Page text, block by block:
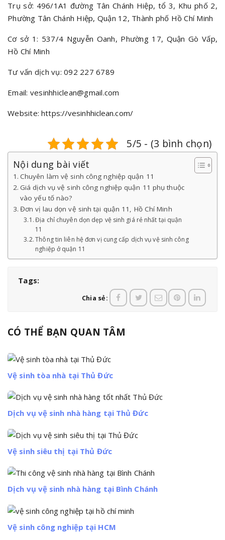
Trụ sở: 496/1A1 đường Tân Chánh Hiệp, tổ 3, Khu phố 2,
Phường Tân Chánh Hiệp, Quận 12, Thành phố Hồ Chí Minh
Cơ sở 1: 537/4 Nguyễn Oanh, Phường 17, Quận Gò Vấp,
Hồ Chí Minh
Tư vấn dịch vụ: 092 227 6789
Email: vesinhhiclean@gmail.com
Website:https://vesinhhiclean.com/
5/5 - (3 bình chọn)
Nội dung bài viết
Chuyên làm vệ sinh công nghiệp quận 11
Giá dịch vụ vệ sinh công nghiệp quận 11 phụ thuộc
vào yếu tố nào?
Đơn vị lau dọn vệ sinh tại quận 11, Hồ Chí Minh
Địa chỉ chuyên dọn dẹp vệ sinh giá rẻ nhất tại quận
11
Thông tin liên hệ đơn vị cung cấp dịch vụ vệ sinh công
nghiệp ở quận 11
Tags:
Chia sẻ:
CÓ THỂ BẠN QUAN TÂM
Vệ sinh tòa nhà tại Thủ Đức
Dịch vụ vệ sinh nhà hàng tại Thủ Đức
Vệ sinh siêu thị tại Thủ Đức
Dịch vụ vệ sinh nhà hàng tại Bình Chánh
Vệ sinh công nghiệp tại HCM